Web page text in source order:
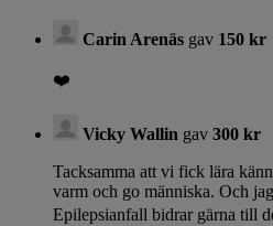
Carin Arenäs gav 150 kr
❤️
Vicky Wallin gav 300 kr
Tacksamma att vi fick lära
varm och go människa. Och
Epilepsianfall bidrar gärna till